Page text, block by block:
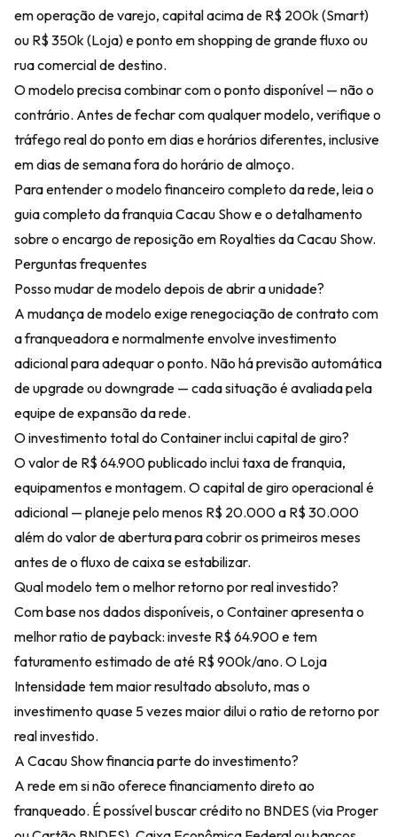
em operação de varejo, capital acima de R$ 200k (Smart)
ou R$ 350k (Loja) e ponto em shopping de grande fluxo ou
rua comercial de destino.
O modelo precisa combinar com o ponto disponível — não o
contrário. Antes de fechar com qualquer modelo, verifique o
tráfego real do ponto em dias e horários diferentes, inclusive
em dias de semana fora do horário de almoço.
Para entender o modelo financeiro completo da rede, leia o
guia completo da franquia Cacau Showe o detalhamento
sobre o encargo de reposição em Royalties da Cacau Show.
Perguntas frequentes
Posso mudar de modelo depois de abrir a unidade?
A mudança de modelo exige renegociação de contrato com
a franqueadora e normalmente envolve investimento
adicional para adequar o ponto. Não há previsão automática
de upgrade ou downgrade — cada situação é avaliada pela
equipe de expansão da rede.
O investimento total do Container inclui capital de giro?
O valor de R$ 64.900 publicado inclui taxa de franquia,
equipamentos e montagem. O capital de giro operacional é
adicional — planeje pelo menos R$ 20.000 a R$ 30.000
além do valor de abertura para cobrir os primeiros meses
antes de o fluxo de caixa se estabilizar.
Qual modelo tem o melhor retorno por real investido?
Com base nos dados disponíveis, o Container apresenta o
melhor ratio de payback: investe R$ 64.900 e tem
faturamento estimado de até R$ 900k/ano. O Loja
Intensidade tem maior resultado absoluto, mas o
investimento quase 5 vezes maior dilui o ratio de retorno por
real investido.
A Cacau Show financia parte do investimento?
A rede em si não oferece financiamento direto ao
franqueado. É possível buscar crédito no BNDES (via Proger